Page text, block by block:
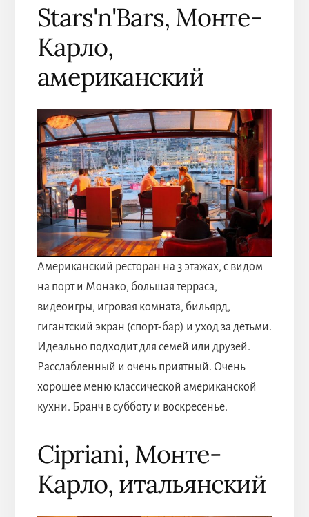
Stars'n'Bars, Монте-
Карло,
американский
Американский ресторан на 3 этажах, с видом
на порт и Монако, большая терраса,
видеоигры, игровая комната, бильярд,
гигантский экран (спорт-бар) и уход за детьми.
Идеально подходит для семей или друзей.
Расслабленный и очень приятный. Очень
хорошее меню классической американской
кухни. Бранч в субботу и воскресенье.
Cipriani, Монте-
Карло, итальянский